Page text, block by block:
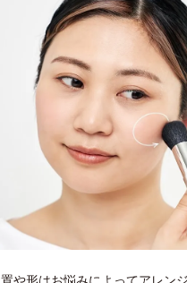
や形はお悩みによってアレン